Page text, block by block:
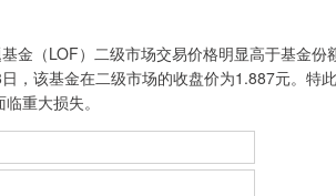
（LOF）二级市场交易价格明显高于基金份
，该基金在二级市场的收盘价为1.887元。特
重大损失。